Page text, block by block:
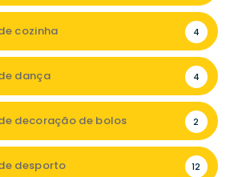
cozinha 4
dança 4
decoração de bolos 2
desporto 12